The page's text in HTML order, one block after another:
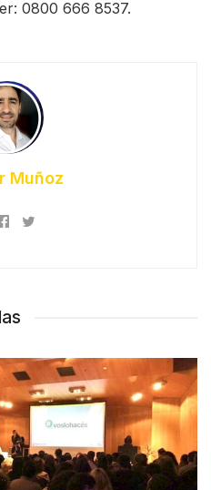
0800 666 8537.
Muñoz